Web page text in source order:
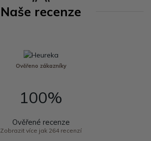
Naše recenze
Ověřeno zákazníky
100%
Ověřené recenze
Zobrazit více jak 264 recenzí